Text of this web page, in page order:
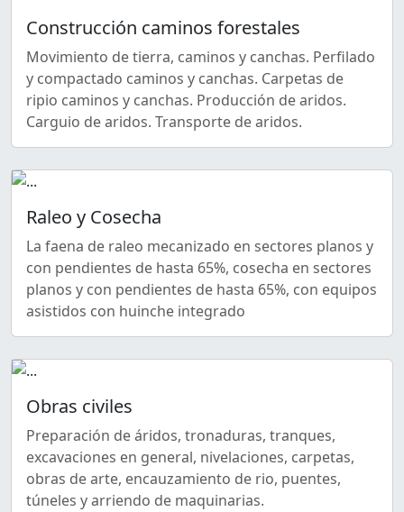
Construcción caminos forestales
Movimiento de tierra, caminos y canchas. Perfilado
y compactado caminos y canchas. Carpetas de
ripio caminos y canchas. Producción de aridos.
Carguio de aridos. Transporte de aridos.
Raleo y Cosecha
La faena de raleo mecanizado en sectores planos y
con pendientes de hasta 65%, cosecha en sectores
planos y con pendientes de hasta 65%, con equipos
asistidos con huinche integrado
Obras civiles
Preparación de áridos, tronaduras, tranques,
excavaciones en general, nivelaciones, carpetas,
obras de arte, encauzamiento de rio, puentes,
túneles y arriendo de maquinarias.